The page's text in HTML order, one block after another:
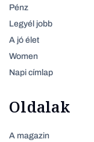
Pénz
Legyél jobb
A jó élet
Women
Napi címlap
Oldalak
A magazin